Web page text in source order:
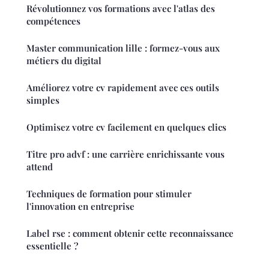
Révolutionnez vos formations avec l'atlas des
compétences
Master communication lille : formez-vous aux
métiers du digital
Améliorez votre cv rapidement avec ces outils
simples
Optimisez votre cv facilement en quelques clics
Titre pro advf : une carrière enrichissante vous
attend
Techniques de formation pour stimuler
l'innovation en entreprise
Label rse : comment obtenir cette reconnaissance
essentielle ?